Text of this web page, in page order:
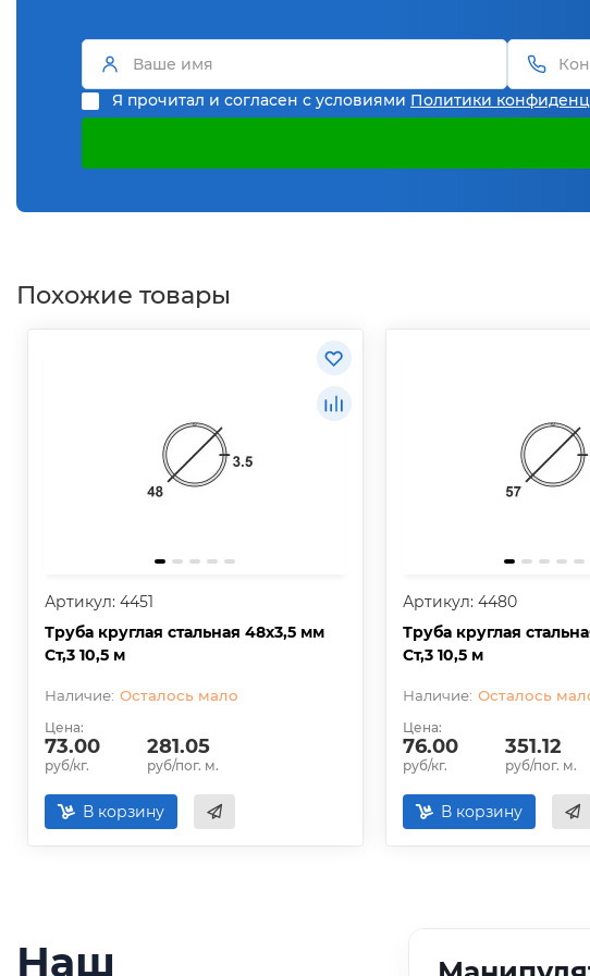
Я прочитал и согласен с условиями Политики
Похожие товары
Артикул: 4451
Труба круглая стальная 48х3,5 мм
Ст,3 10,5 м
Осталось мало
Цена:
73.00
руб/кг.
281.05
руб/пог. м.
В корзину
Артикул: 4480
Труба круглая
Ст,3 10,5 м
Осталось
Цена:
76.00
руб/кг.
351.12
руб/пог. м.
В корзину
Наш